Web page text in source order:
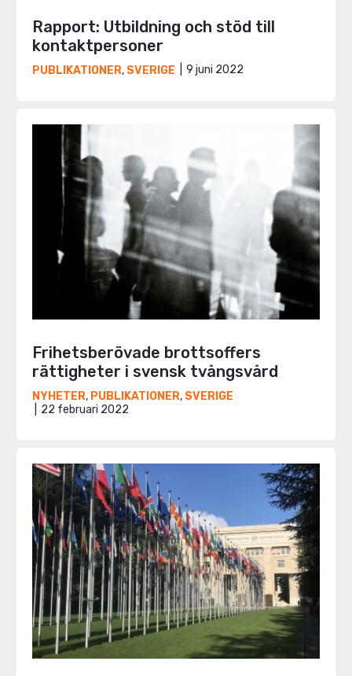
Rapport: Utbildning och stöd till
kontaktpersoner
PUBLIKATIONER, SVERIGE 9 juni 2022
Frihetsberövade brottsoffers
rättigheter i svensk tvångsvård
NYHETER, PUBLIKATIONER, SVERIGE
22 februari 2022